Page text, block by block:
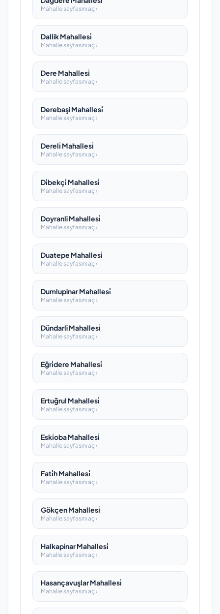
Mahalle sayfasını aç ›
Dallik Mahallesi̇
Mahalle sayfasını aç ›
Dere Mahallesi̇
Mahalle sayfasını aç ›
Derebaşi Mahallesi̇
Mahalle sayfasını aç ›
Dereli̇ Mahallesi̇
Mahalle sayfasını aç ›
Di̇bekçi̇ Mahallesi̇
Mahalle sayfasını aç ›
Doyranli Mahallesi̇
Mahalle sayfasını aç ›
Duatepe Mahallesi̇
Mahalle sayfasını aç ›
Dumlupinar Mahallesi̇
Mahalle sayfasını aç ›
Dündarli Mahallesi̇
Mahalle sayfasını aç ›
Eğri̇dere Mahallesi̇
Mahalle sayfasını aç ›
Ertuğrul Mahallesi̇
Mahalle sayfasını aç ›
Eski̇oba Mahallesi̇
Mahalle sayfasını aç ›
Fati̇h Mahallesi̇
Mahalle sayfasını aç ›
Gökçen Mahallesi̇
Mahalle sayfasını aç ›
Halkapinar Mahallesi̇
Mahalle sayfasını aç ›
Hasançavuşlar Mahallesi̇
Mahalle sayfasını aç ›